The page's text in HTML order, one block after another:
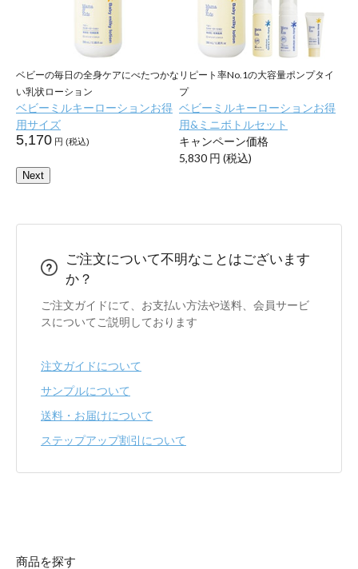
ベビーの毎日の全身ケアにべたつかな
い乳状ローション
ベビーミルキーローションお得
用サイズ
5,170 円 (税込)
リピート率No.1の大容量ポンプタイ
プ
ベビーミルキーローションお得
用&ミニボトルセット
キャンペーン価格
5,830 円 (税込)
Next
ご注文について不明なことはございます
か？
ご注文ガイドにて、お支払い方法や送料、会員サービ
スについてご説明しております
注文ガイドについて
サンプルについて
送料・お届けについて
ステップアップ割引について
商品を探す